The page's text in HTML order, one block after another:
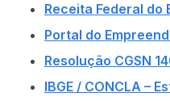
Receita Federal do
Portal do
Resolução CGSN
IBGE / CONCLA –